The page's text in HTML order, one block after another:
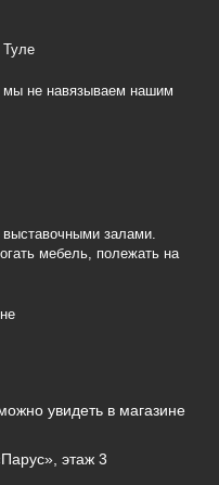
мы не навязываем нашим
залами.
мебель, полежать на
увидеть в магазине
этаж 3